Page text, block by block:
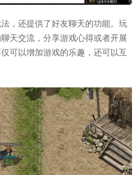
，还提供了好友聊天的功能。玩
天交流，分享游戏心得或者开展
可以增加游戏的乐趣，还可以互